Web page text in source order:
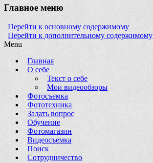
Главное меню
Перейти к основному содержимому
Перейти к дополнительному содержимому
Menu
Главная
О себе
Текст о себе
Мои видеообзоры
Фотосъемка
Фототехника
Задать вопрос
Обучение
Фотомагазин
Видеосъемка
Поиск
Сотрудничество